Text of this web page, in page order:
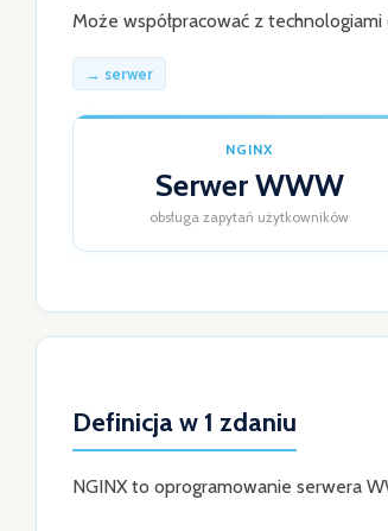
Może współpracować z
→ serwer
NGINX
Serwer WWW
obsługa zapytań użytkowników
Definicja w 1 zdaniu
NGINX to oprogramowanie serwera